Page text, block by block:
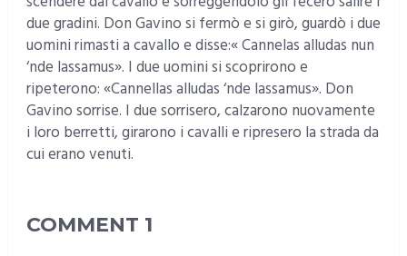
due gradini. Don Gavino si fermò e si girò, guardò i due
uomini rimasti a cavallo e disse:« Cannelas alludas nun
‘nde lassamus». I due uomini si scoprirono e
ripeterono: «Cannellas alludas ‘nde lassamus». Don
Gavino sorrise. I due sorrisero, calzarono nuovamente
i loro berretti, girarono i cavalli e ripresero la strada da
cui erano venuti.
COMMENT 1